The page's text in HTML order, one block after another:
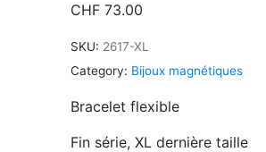
CHF 73.00
SKU: 2617-XL
Category: Bijoux magnétiques
Bracelet flexible
Fin série, XL dernière taille